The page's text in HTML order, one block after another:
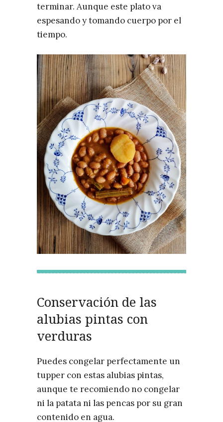
terminar. Aunque este plato va
espesando y tomando cuerpo por el
tiempo.
Conservación de las
alubias pintas con
verduras
Puedes congelar perfectamente un
tupper con estas alubias pintas,
aunque te recomiendo no congelar
ni la patata ni las pencas por su gran
contenido en agua.